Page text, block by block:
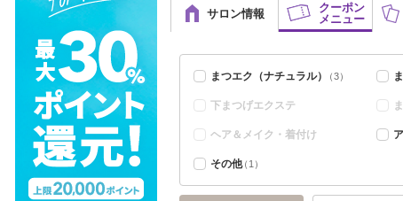
サロン情報
クーポン
メニュー
まつエク（ナチュラル） （3）
下まつげエクステ
ヘア＆メイク・着付け
その他（1）